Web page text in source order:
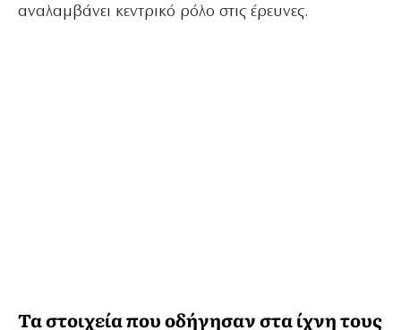
αναλαμβάνει κεντρικό ρόλο στις έρευνες.
Τα στοιχεία που οδήγησαν στα ίχνη τους